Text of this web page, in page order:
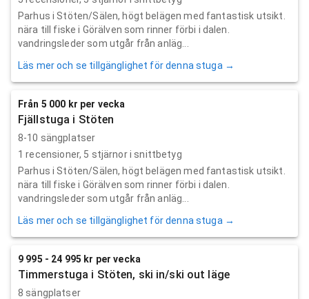
Parhus i Stöten/Sälen, högt belägen med fantastisk utsikt.
nära till fiske i Görälven som rinner förbi i dalen.
vandringsleder som utgår från anläg...
Läs mer och se tillgänglighet för denna stuga →
Från 5 000 kr per vecka
Fjällstuga i Stöten
8-10 sängplatser
1 recensioner, 5 stjärnor i snittbetyg
Parhus i Stöten/Sälen, högt belägen med fantastisk utsikt.
nära till fiske i Görälven som rinner förbi i dalen.
vandringsleder som utgår från anläg...
Läs mer och se tillgänglighet för denna stuga →
9 995 - 24 995 kr per vecka
Timmerstuga i Stöten, ski in/ski out läge
8 sängplatser